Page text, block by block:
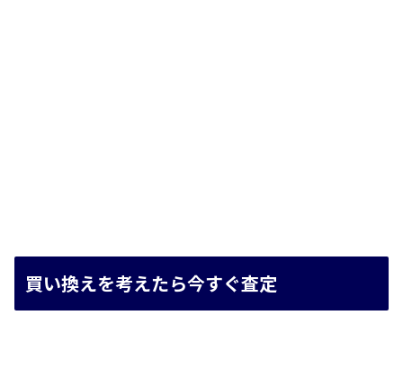
買い換えを考えたら今すぐ査定